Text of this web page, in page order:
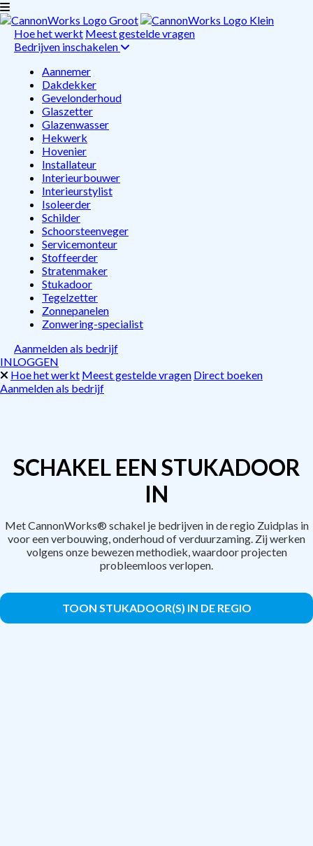
Hoe het werkt Meest gestelde vragen
Bedrijven inschakelen
Aannemer
Dakdekker
Gevelonderhoud
Glaszetter
Glazenwasser
Hekwerk
Hovenier
Installateur
Interieurbouwer
Interieurstylist
Isoleerder
Schilder
Schoorsteenveger
Servicemonteur
Stoffeerder
Stratenmaker
Stukadoor
Tegelzetter
Zonnepanelen
Zonwering-specialist
Aanmelden als bedrijf
INLOGGEN
Hoe het werkt Meest gestelde vragen Direct boeken
Aanmelden als bedrijf
SCHAKEL EEN STUKADOOR
IN
Met CannonWorks® schakel je bedrijven in de regio Zuidplas in
voor een verbouwing, onderhoud of verduurzaming. Zij werken
volgens onze bewezen methodiek, waardoor projecten
probleemloos verlopen.
TOON STUKADOOR(S) IN DE REGIO